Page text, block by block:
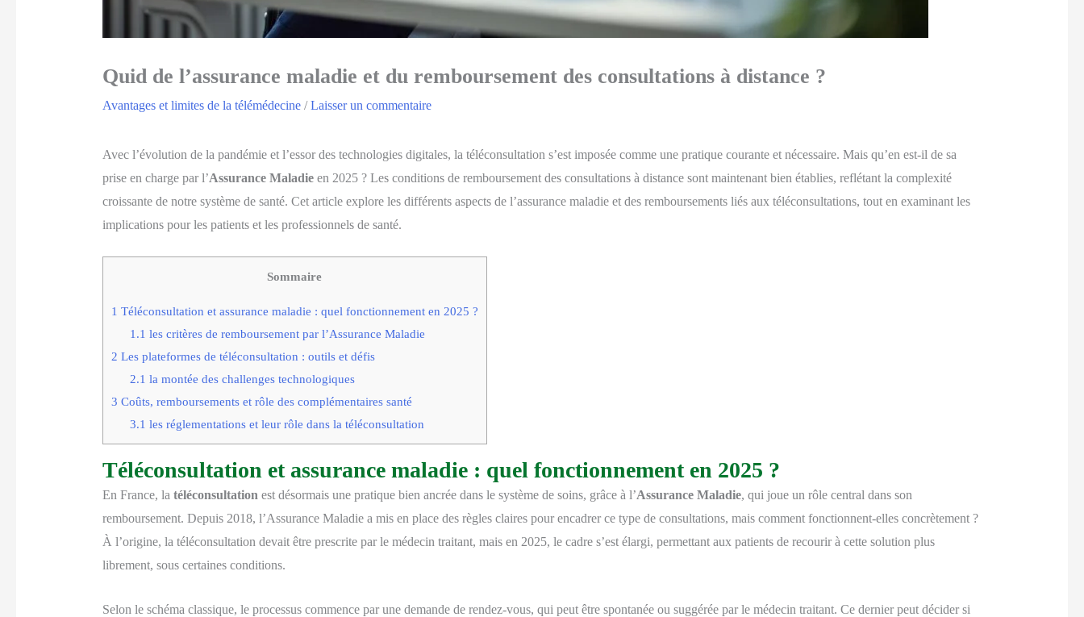
Quid de l’assurance maladie et du remboursement des consultations à distance ?
Avantages et limites de la télémédecine/Laisser un commentaire
Avec l’évolution de la pandémie et l’essor des technologies digitales, la téléconsultation s’est imposée comme une pratique courante et nécessaire. Mais qu’en est-il de sa
prise en charge par l’Assurance Maladieen 2025 ? Les conditions de remboursement des consultations à distance sont maintenant bien établies, reflétant la complexité
croissante de notre système de santé. Cet article explore les différents aspects de l’assurance maladie et des remboursements liés aux téléconsultations, tout en examinant les
implications pour les patients et les professionnels de santé.
Sommaire
1 Téléconsultation et assurance maladie : quel fonctionnement en 2025 ?
1.1 les critères de remboursement par l’Assurance Maladie
2 Les plateformes de téléconsultation : outils et défis
2.1 la montée des challenges technologiques
3 Coûts, remboursements et rôle des complémentaires santé
3.1 les réglementations et leur rôle dans la téléconsultation
Téléconsultation et assurance maladie : quel fonctionnement en 2025 ?
En France, la téléconsultation est désormais une pratique bien ancrée dans le système de soins, grâce à l’Assurance Maladie, qui joue un rôle central dans son
remboursement. Depuis 2018, l’Assurance Maladie a mis en place des règles claires pour encadrer ce type de consultations, mais comment fonctionnent-elles concrètement ?
À l’origine, la téléconsultation devait être prescrite par le médecin traitant, mais en 2025, le cadre s’est élargi, permettant aux patients de recourir à cette solution plus
librement, sous certaines conditions.
Selon le schéma classique, le processus commence par une demande de rendez-vous, qui peut être spontanée ou suggérée par le médecin traitant. Ce dernier peut décider si